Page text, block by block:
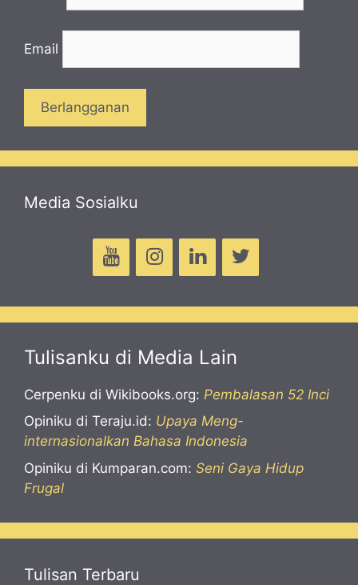
Email
Media Sosialku
Tulisanku di Media Lain
Cerpenku di Wikibooks.org: Pembalasan 52 Inci
Opiniku di Teraju.id: Upaya Meng-
internasionalkan Bahasa Indonesia
Opiniku di Kumparan.com: Seni Gaya Hidup
Frugal
Tulisan Terbaru